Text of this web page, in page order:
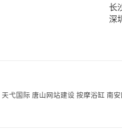
长
深
天弋国际 唐山网站建设 按摩浴缸 南安